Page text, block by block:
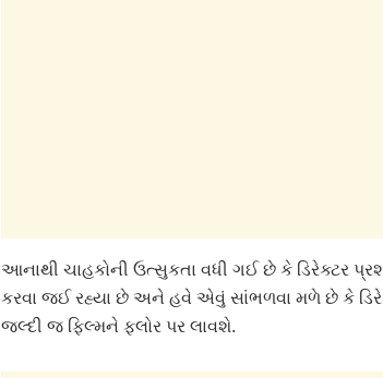
આનાથી ચાહકોની ઉત્સુકતા વધી ગઈ છે કે ડિરેક્ટર
કરવા જઈ રહ્યા છે અને હવે એવું સાંભળવા મળે છે કે
જલ્દી જ ફિલ્મને ફ્લોર પર લાવશે.